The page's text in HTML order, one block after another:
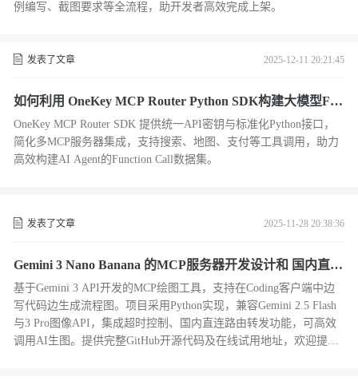
例编写、截图要求等全流程，助开发者高效完成上架。
发表了文章 2025-12-11 20:21:45
如何利用 OneKey MCP Router Python SDK构建大模型Fun
ction Call多工具调用数据集
OneKey MCP Router SDK 提供统一API密钥与标准化Python接口，
简化多MCP服务器集成，支持搜索、地图、支付等工具调用，助力
高效构建AI Agent的Function Call数据集。
发表了文章 2025-11-28 20:38:36
Gemini 3 Nano Banana 的MCP服务器开发设计和 国内直连
方案
基于Gemini 3 API开发的MCP绘图工具，支持在Coding客户端中边
写代码边生成流程图。项目采用Python实现，兼容Gemini 2.5 Flash
与3 Pro图像API，集成超时控制、国内直连路由转发功能，可高效
调用AI生图。提供完整GitHub开源代码及在线试用地址，欢迎提交I